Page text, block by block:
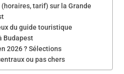
tarif) sur la Grande
du guide touristique
Budapest
2026 ? Sélections
ou pas chers